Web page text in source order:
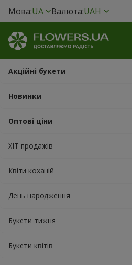
Мова:UA Валюта:UAH
Акційні букети
Новинки
Оптові ціни
ХІТ продажів
Квіти коханій
День народження
Букети тижня
Букети квітів